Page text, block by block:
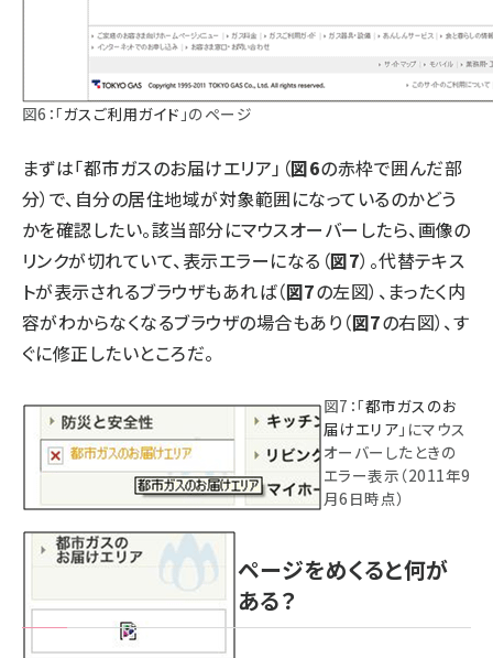
図6：「ガスご利用ガイド 」のページ
まずは「都市ガスのお届けエリア」（図6の赤枠で囲んだ部
分）で、自分の居住地域が対象範囲になっているのかどう
かを確認したい。該当部分にマウスオーバーしたら、画像の
リンクが切れていて、表示エラーになる（図7）。代替テキス
トが表示されるブラウザもあれば（図7の左図）、まったく内
容がわからなくなるブラウザの場合もあり（図7の右図）、す
ぐに修正したいところだ。
図7：「都市ガスのお
届けエリア」にマウス
オーバーしたときの
エラー表示（2011年9
月6日時点）
ページをめくると何が
ある？